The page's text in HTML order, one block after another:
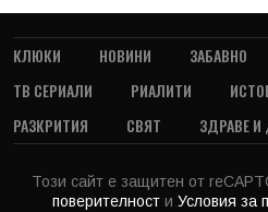
КЛЮКИ НОВИНИ ЗАБАВНО
ТВ СЕРИАЛИ
РИАЛИТИ
РАЗКРИТИЯ
СВЯТ ЗДРАВЕ И
Този сайт е защитен от
поверителност и Условия за